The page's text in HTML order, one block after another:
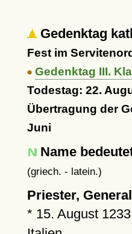
Gedenktag
Fest im
Gedenktag III.
Todestag: 22.
Übertragung der
Juni
Name
(griech. - latein.)
Priester,
* 15. August